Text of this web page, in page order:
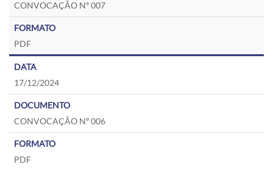
CONVOCAÇÃO Nº 007
PDF
17/12/2024
CONVOCAÇÃO Nº 006
PDF